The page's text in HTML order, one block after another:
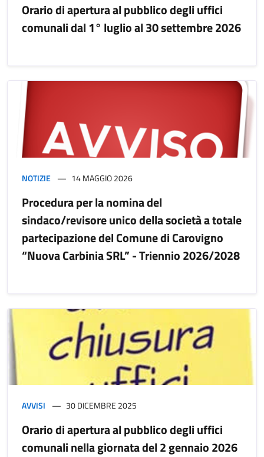
Orario di apertura al pubblico degli uffici
comunali dal 1° luglio al 30 settembre 2026
NOTIZIE 14 MAGGIO 2026
Procedura per la nomina del
sindaco/revisore unico della società a totale
partecipazione del Comune di Carovigno
“Nuova Carbinia SRL” - Triennio 2026/2028
AVVISI 30 DICEMBRE 2025
Orario di apertura al pubblico degli uffici
comunali nella giornata del 2 gennaio 2026